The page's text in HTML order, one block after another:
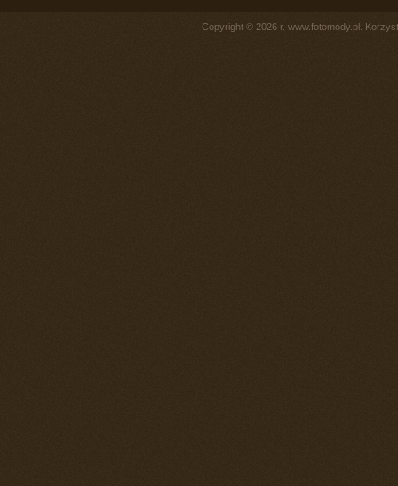
Copyright © 2026 r. www.fotomody.pl.